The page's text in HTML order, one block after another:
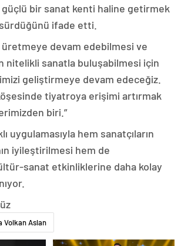
güçlü bir sanat kenti haline getirmek
ifade etti.
üretmeye devam edebilmesi ve
nitelikli sanatla buluşabilmesi için
geliştirmeye devam edeceğiz.
tiyatroya erişimi artırmak
biri.”
uygulamasıyla hem sanatçıların
iyileştirilmesi hem de
sanat etkinliklerine daha kolay
Volkan Aslan